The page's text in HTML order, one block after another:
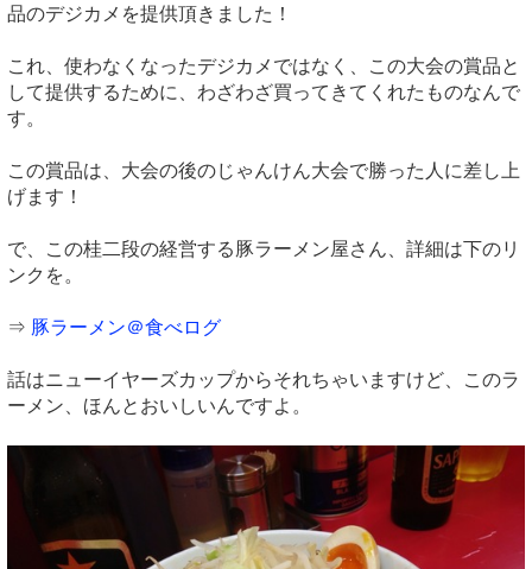
品のデジカメを提供頂きました！
これ、使わなくなったデジカメではなく、この大会の賞品と
して提供するために、わざわざ買ってきてくれたものなんで
す。
この賞品は、大会の後のじゃんけん大会で勝った人に差し上
げます！
で、この桂二段の経営する豚ラーメン屋さん、詳細は下のリ
ンクを。
⇒ 豚ラーメン＠食べログ
話はニューイヤーズカップからそれちゃいますけど、このラ
ーメン、ほんとおいしいんですよ。